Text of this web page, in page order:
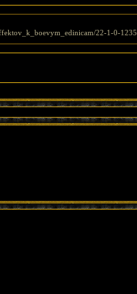
22-1-0-1235